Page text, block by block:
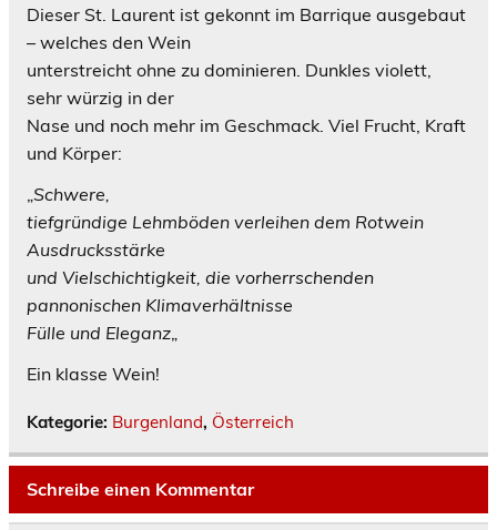
Dieser St. Laurent ist gekonnt im Barrique ausgebaut
– welches den Wein
unterstreicht ohne zu dominieren. Dunkles violett,
sehr würzig in der
Nase und noch mehr im Geschmack. Viel Frucht, Kraft
und Körper:
Schwere,
tiefgründige Lehmböden verleihen dem Rotwein
Ausdrucksstärke
und Vielschichtigkeit, die vorherrschenden
pannonischen Klimaverhältnisse
Fülle und Eleganz
Ein klasse Wein!
Kategorie: Burgenland, Österreich
Schreibe einen Kommentar